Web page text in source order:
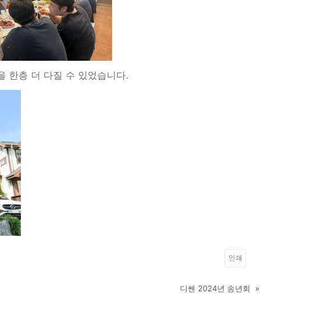
한층 더 다질 수 있었습니다.
인쇄
디쎈 2024년 송년회 »